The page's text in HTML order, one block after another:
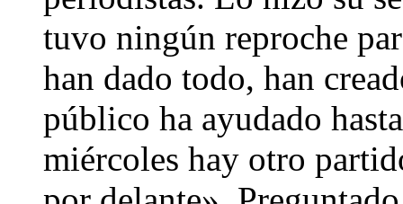
tuvo ningún reproche
han dado todo, han
público ha ayudado
miércoles hay otro